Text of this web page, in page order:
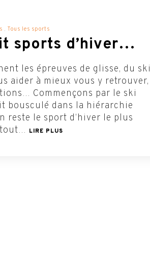
Tous les sports
sports d’hiver…
les épreuves de glisse, du ski
aider à mieux vous y retrouver,
Commençons par le ski
bousculé dans la hiérarchie
reste le sport d’hiver le plus
LIRE PLUS